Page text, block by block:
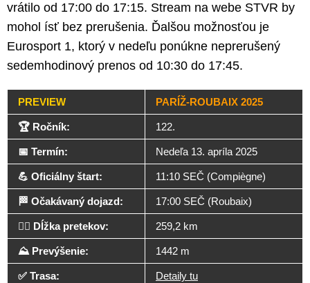
vrátilo od 17:00 do 17:15. Stream na webe STVR by
mohol ísť bez prerušenia. Ďalšou možnosťou je
Eurosport 1, ktorý v nedeľu ponúkne neprerušený
sedemhodinový prenos od 10:30 do 17:45.
PREVIEW PARÍŽ-ROUBAIX 2025
🏆 Ročník: 122.
📅 Termín: Nedeľa 13. apríla 2025
💪 Oficiálny štart: 11:10 SEČ (Compiègne)
🏁 Očakávaný dojazd: 17:00 SEČ (Roubaix)
🚴‍♂️ Dĺžka pretekov: 259,2 km
⛰️ Prevýšenie: 1442 m
✅ Trasa: Detaily tu